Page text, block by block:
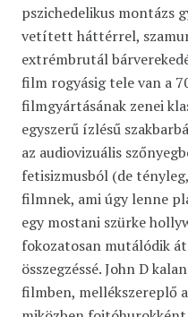
pszichedelikus montázs
vetített háttérrel,
extrémbrutál
film rogyásig tele van a
filmgyártásának zenei
egyszerű ízlésű
az audiovizuális
fetisizmusból (de
filmnek, ami úgy lenne
egy mostani szürke
fokozatosan mutálódik
összegzéssé. John D
filmben, mellékszereplő